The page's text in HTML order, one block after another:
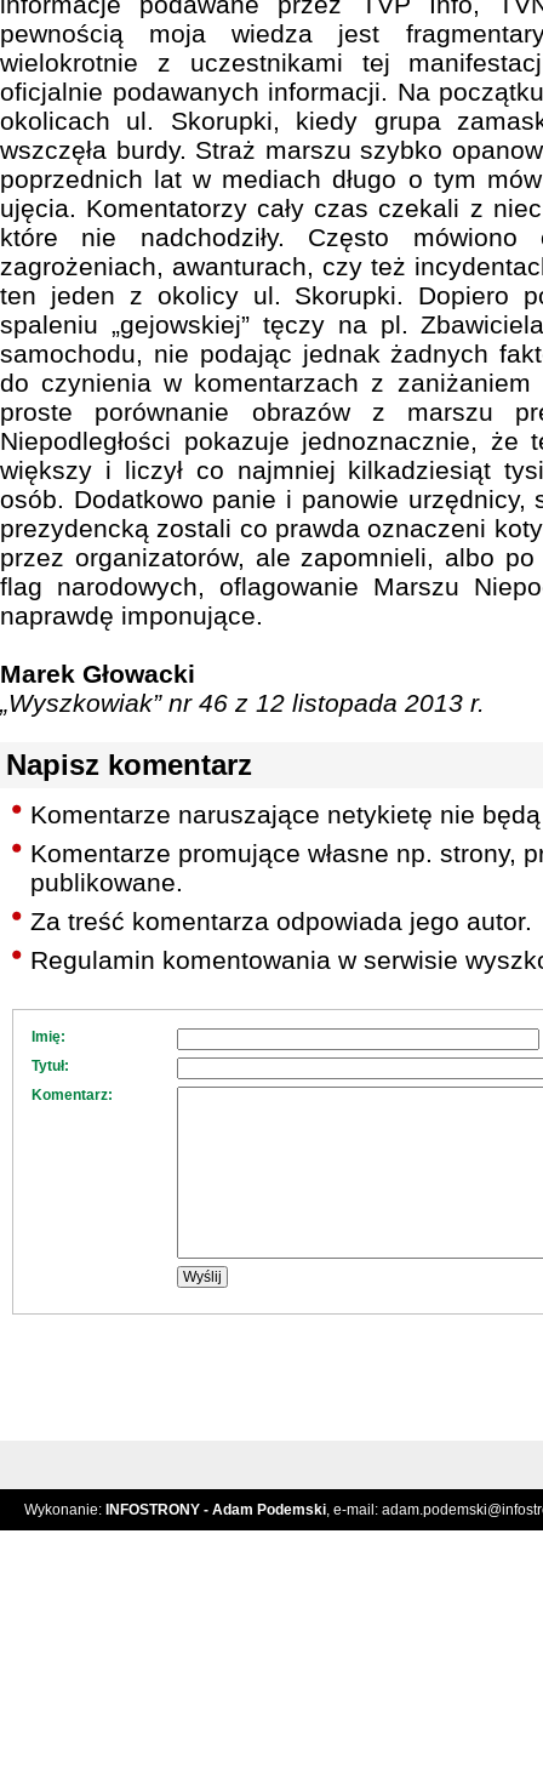
pewnością moja wiedza jest
wielokrotnie z uczestnikami tej
oficjalnie podawanych informacji. Na
okolicach ul. Skorupki, kiedy grupa
wszczęła burdy. Straż marszu szybko
poprzednich lat w mediach długo o tym
ujęcia. Komentatorzy cały czas czekali z
które nie nadchodziły. Często mówiono
zagrożeniach, awanturach, czy też
ten jeden z okolicy ul. Skorupki. Dopiero
spaleniu „gejowskiej” tęczy na pl.
samochodu, nie podając jednak żadnych
do czynienia w komentarzach z zaniżaniem
proste porównanie obrazów z marszu
Niepodległości pokazuje jednoznacznie, że
większy i liczył co najmniej kilkadziesiąt
osób. Dodatkowo panie i panowie urzędnicy,
prezydencką zostali co prawda oznaczeni
przez organizatorów, ale zapomnieli, albo
flag narodowych, oflagowanie Marszu
naprawdę imponujące.
Marek Głowacki
„Wyszkowiak” nr 46 z 12 listopada 2013 r.
Napisz komentarz
Komentarze naruszające netykietę nie
Komentarze promujące własne np. strony,
publikowane.
Za treść komentarza odpowiada jego autor.
Regulamin komentowania w serwisie
Imię:
Tytuł:
Komentarz:
Wykonanie: INFOSTRONY - Adam Podemski, e-mail: